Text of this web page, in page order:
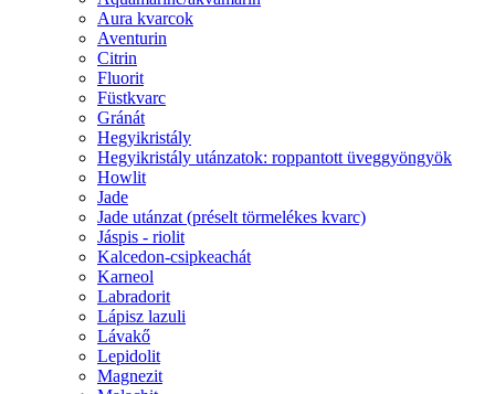
Aura kvarcok
Aventurin
Citrin
Fluorit
Füstkvarc
Gránát
Hegyikristály
Hegyikristály utánzatok: roppantott üveggyöngyök
Howlit
Jade
Jade utánzat (préselt törmelékes kvarc)
Jáspis - riolit
Kalcedon-csipkeachát
Karneol
Labradorit
Lápisz lazuli
Lávakő
Lepidolit
Magnezit